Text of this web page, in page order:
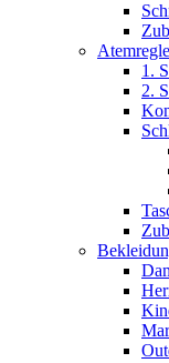
1.
2.